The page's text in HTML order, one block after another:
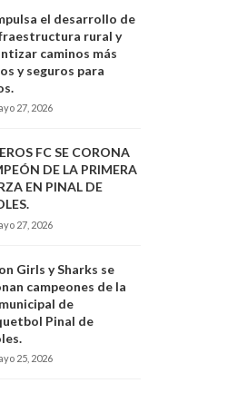
el desarrollo de
rural y
caminos más
y seguros para
27, 2026
FC SE CORONA
DE LA PRIMERA
EN PINAL DE
27, 2026
Girls y Sharks se
campeones de la
de
Pinal de
25, 2026